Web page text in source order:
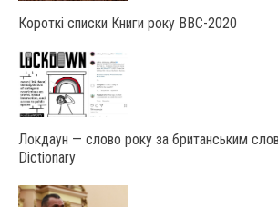
Короткі списки Книги року ВВС-2020
Локдаун — слово року за британським
Dictionary